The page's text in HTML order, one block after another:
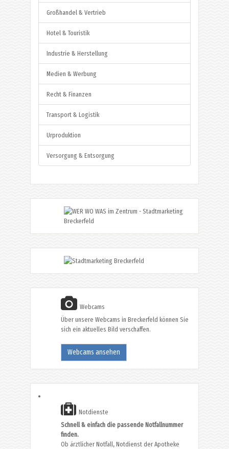
Großhandel & Vertrieb
Hotel & Touristik
Industrie & Herstellung
Medien & Werbung
Recht & Finanzen
Transport & Logistik
Urproduktion
Versorgung & Entsorgung
Webcams
Über unsere Webcams in Breckerfeld können Sie
sich ein aktuelles Bild verschaffen.
Webcams ansehen
Notdienste
Schnell & einfach die passende Notfallnummer
finden.
Ob ärztlicher Notfall, Notdienst der Apotheke